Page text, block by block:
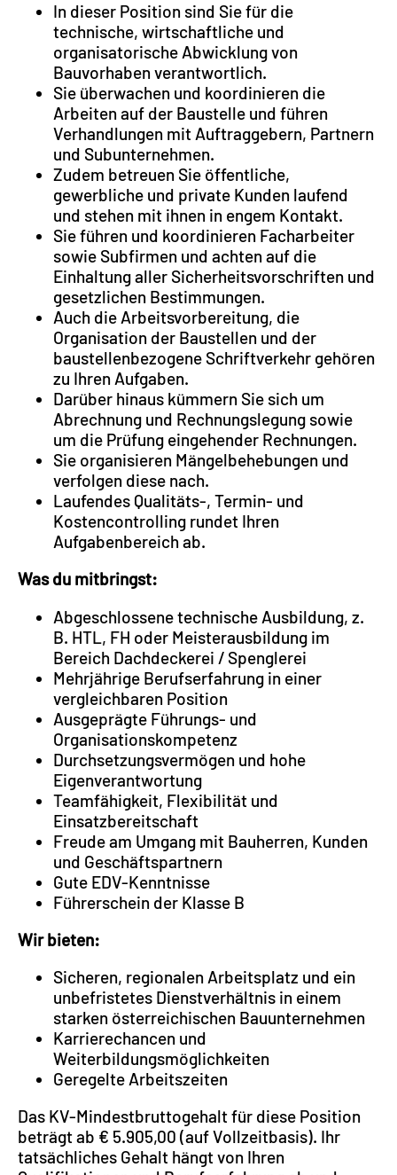
In dieser Position sind Sie für die
technische, wirtschaftliche und
organisatorische Abwicklung von
Bauvorhaben verantwortlich.
Sie überwachen und koordinieren die
Arbeiten auf der Baustelle und führen
Verhandlungen mit Auftraggebern, Partnern
und Subunternehmen.
Zudem betreuen Sie öffentliche,
gewerbliche und private Kunden laufend
und stehen mit ihnen in engem Kontakt.
Sie führen und koordinieren Facharbeiter
sowie Subfirmen und achten auf die
Einhaltung aller Sicherheitsvorschriften und
gesetzlichen Bestimmungen.
Auch die Arbeitsvorbereitung, die
Organisation der Baustellen und der
baustellenbezogene Schriftverkehr gehören
zu Ihren Aufgaben.
Darüber hinaus kümmern Sie sich um
Abrechnung und Rechnungslegung sowie
um die Prüfung eingehender Rechnungen.
Sie organisieren Mängelbehebungen und
verfolgen diese nach.
Laufendes Qualitäts-, Termin- und
Kostencontrolling rundet Ihren
Aufgabenbereich ab.
Was du mitbringst:
Abgeschlossene technische Ausbildung, z.
B. HTL, FH oder Meisterausbildung im
Bereich Dachdeckerei / Spenglerei
Mehrjährige Berufserfahrung in einer
vergleichbaren Position
Ausgeprägte Führungs- und
Organisationskompetenz
Durchsetzungsvermögen und hohe
Eigenverantwortung
Teamfähigkeit, Flexibilität und
Einsatzbereitschaft
Freude am Umgang mit Bauherren, Kunden
und Geschäftspartnern
Gute EDV-Kenntnisse
Führerschein der Klasse B
Wir bieten:
Sicheren, regionalen Arbeitsplatz und ein
unbefristetes Dienstverhältnis in einem
starken österreichischen Bauunternehmen
Karrierechancen und
Weiterbildungsmöglichkeiten
Geregelte Arbeitszeiten
Das KV-Mindestbruttogehalt für diese Position
beträgt ab € 5.905,00 (auf Vollzeitbasis). Ihr
tatsächliches Gehalt hängt von Ihren